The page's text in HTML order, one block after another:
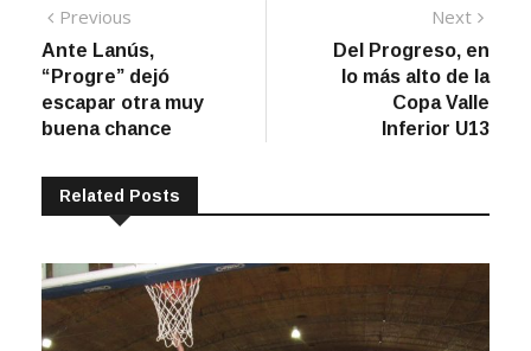
Navegación
de
entradas
Previous
post:
Ante Lanús,
“Progre” dejó
escapar otra muy
buena chance
Next
Del Progreso, en
lo más alto de la
Copa Valle
Inferior U13
Related Posts